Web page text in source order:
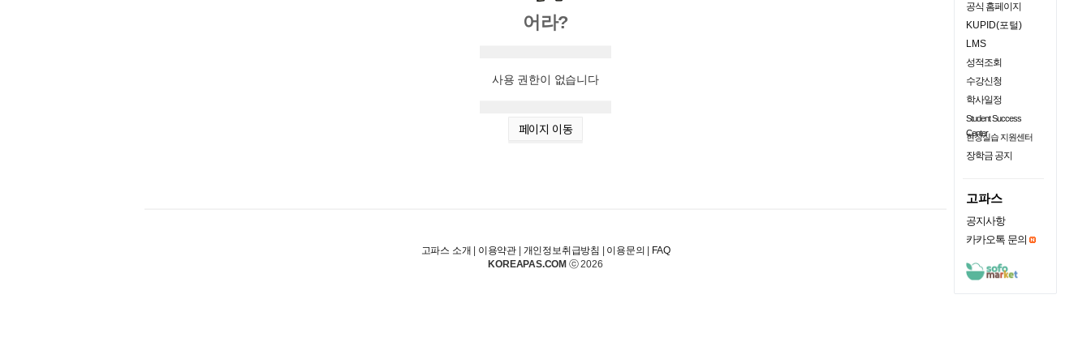
어라?
사용 권한이 없습니다
페이지 이동
공식 홈페이지
KUPID(포털)
LMS
성적조회
수강신청
학사일정
Student Success
Center
현장실습 지원센터
장학금 공지
고파스
공지사항
카카오톡 문의
고파스 소개 이용약관 개인정보취급방침 이용문의
FAQ
KOREAPAS.COM ⓒ 2026